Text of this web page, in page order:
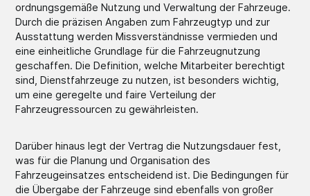
ordnungsgemäße Nutzung und Verwaltung der Fahrzeuge.
Durch die präzisen Angaben zum Fahrzeugtyp und zur
Ausstattung werden Missverständnisse vermieden und
eine einheitliche Grundlage für die Fahrzeugnutzung
geschaffen. Die Definition, welche Mitarbeiter berechtigt
sind, Dienstfahrzeuge zu nutzen, ist besonders wichtig,
um eine geregelte und faire Verteilung der
Fahrzeugressourcen zu gewährleisten.
Darüber hinaus legt der Vertrag die Nutzungsdauer fest,
was für die Planung und Organisation des
Fahrzeugeinsatzes entscheidend ist. Die Bedingungen für
die Übergabe der Fahrzeuge sind ebenfalls von großer